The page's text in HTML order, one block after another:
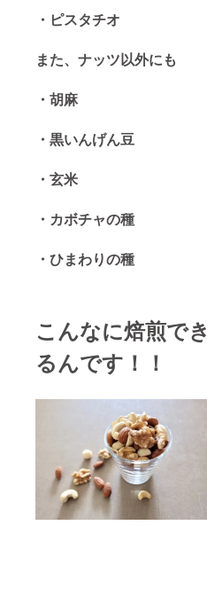
・ピスタチオ
また、ナッツ以外にも
・胡麻
・黒いんげん豆
・玄米
・カボチャの種
・ひまわりの種
こんなに焙煎でき
るんです！！